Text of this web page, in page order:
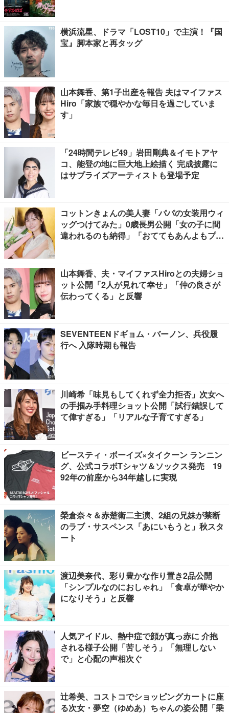
横浜流星、ドラマ「LOST10」で主演！『国
宝』脚本家と再タッグ
山本舞香、第1子出産を報告 夫はマイファス
Hiro「家族で穏やかな毎日を過ごしていま
す」
「24時間テレビ49」岩田剛典＆イモトアヤ
コ、能登の地に巨大地上絵描く 完成披露に
はサプライズアーティストも登場予定
コットンきょんの美人妻「パパの女装用ウィ
ッグつけてみた」0歳長男公開「女の子に間
違われるのも納得」「おててもあんよもプリ
山本舞香、夫・マイファスHiroとの夫婦ショ
ット公開「2人が見れて幸せ」「仲の良さが
伝わってくる」と反響
SEVENTEENドギョム・バーノン、兵役履
行へ 入隊時期も報告
川崎希「味見もしてくれず全力拒否」次女へ
の手掴み手料理ショット公開「試行錯誤して
て偉すぎる」「リアルな子育てすぎる」
ビースティ・ボーイズ×タイクーン ランニン
グ、公式コラボTシャツ＆ソックス発売 19
92年の前座から34年越しに実現
榮倉奈々＆赤楚衛二主演、2組の兄妹が禁断
のラブ・サスペンス「あにいもうと」秋スタ
ート
渡辺美奈代、彩り豊かな作り置き2品公開
「シンプルなのにおしゃれ」「食卓が華やか
になりそう」と反響
人気アイドル、熱中症で顔が真っ赤に 介抱
される様子公開「苦しそう」「無理しない
で」と心配の声相次ぐ
辻希美、コストコでショッピングカートに座
る次女・夢空（ゆめあ）ちゃんの姿公開「乗